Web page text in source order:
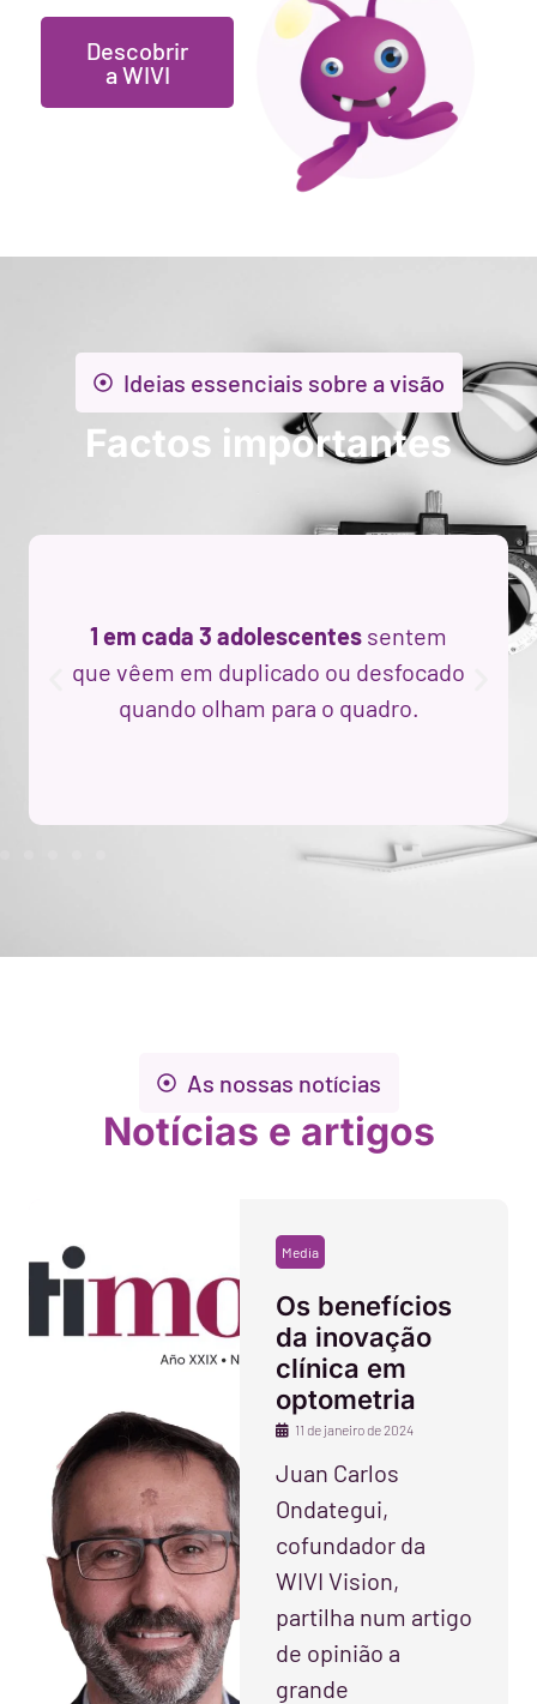
Descobrir
a WIVI
Ideias essenciais sobre a visão
Factos importantes
1 em cada 3 adolescentes sentem
que vêem em duplicado ou desfocado
quando olham para o quadro.
As nossas notícias
Notícias e artigos
Media
Os benefícios
da inovação
clínica em
optometria
11 de janeiro de 2024
Juan Carlos
Ondategui,
cofundador da
WIVI Vision,
partilha num artigo
de opinião a
grande